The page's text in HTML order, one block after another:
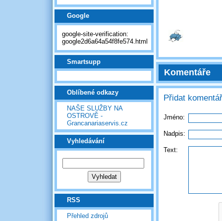
Google
google-site-verification:
google2d6a64a54f8fe574.html
Smartsupp
Oblíbené odkazy
NAŠE SLUŽBY NA
OSTROVĚ -
Grancanariaservis.cz
Vyhledávání
RSS
Přehled zdrojů
Komentáře
Přidat komentář
Jméno:
Nadpis:
Text: